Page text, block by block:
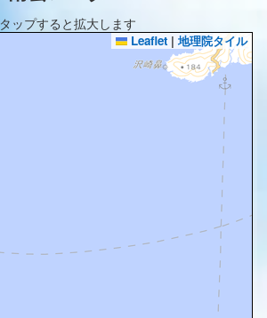
タップすると拡大します
Leaflet | 地理院タイル